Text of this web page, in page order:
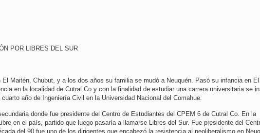
POR LIBRES DEL SUR
Maitén, Chubut, y a los dos años su familia se mudó a Neuquén. Pasó su infancia en El
en la localidad de Cutral Co y con la finalidad de estudiar una carrera universitaria se
año de Ingeniería Civil en la Universidad Nacional del Comahue.
donde fue presidente del Centro de Estudiantes del CPEM 6 de Cutral Co. En la
en el país, partido que luego pasaría a llamarse Libres del Sur. Fue presidente del
del 90 fue uno de los dirigentes que encabezó la resistencia al neoliberalismo en